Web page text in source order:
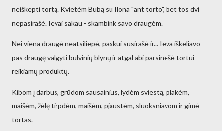
neiškepti tortą. Kvietėm Bubą su Ilona "ant torto", bet tos dvi
nepasirašė. Ievai sakau - skambink savo draugėm.
Nei viena draugė neatsiliepė, paskui susirašė ir... Ieva iškeliavo
pas draugę valgyti bulvinių blynų ir atgal abi parsinešė tortui
reikiamų produktų.
Kibom į darbus, grūdom sausainius, lydėm sviestą, plakėm,
maišėm, žėlę tirpdėm, maišėm, pjaustėm, sluoksniavom ir gimė
tortas.